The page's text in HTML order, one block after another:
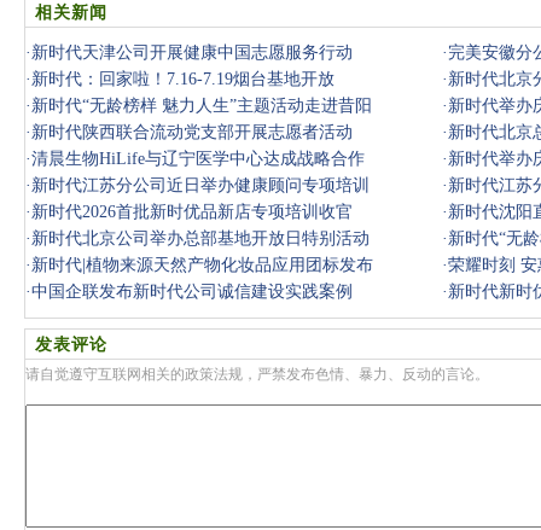
相关新闻
· 新时代天津公司开展健康中国志愿服务行动 · 完美安徽分
· 新时代：回家啦！7.16-7.19烟台基地开放 · 新时代北京
· 新时代“无龄榜样 魅力人生”主题活动走进昔阳 · 新时代举办
· 新时代陕西联合流动党支部开展志愿者活动 · 新时代北京
·清晨生物HiLife与辽宁医学中心达成战略合作 · 新时代举办
· 新时代江苏分公司近日举办健康顾问专项培训 · 新时代江苏
· 新时代2026首批新时优品新店专项培训收官 · 新时代沈阳
· 新时代北京公司举办总部基地开放日特别活动 · 新时代“无
· 新时代|植物来源天然产物化妆品应用团标发布 ·荣耀时刻
·中国企联发布新时代公司诚信建设实践案例 · 新时代新时
发表评论
请自觉遵守互联网相关的政策法规，严禁发布色情、暴力、反动的言论。